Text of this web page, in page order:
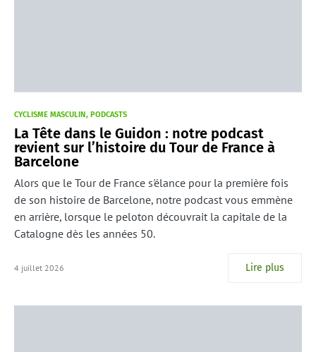
CYCLISME MASCULIN PODCASTS
La Tête dans le Guidon : notre podcast
revient sur l’histoire du Tour de France à
Barcelone
Alors que le Tour de France s'élance pour la première fois
de son histoire de Barcelone, notre podcast vous emmène
en arrière, lorsque le peloton découvrait la capitale de la
Catalogne dès les années 50.
4 juillet 2026 Lire plus